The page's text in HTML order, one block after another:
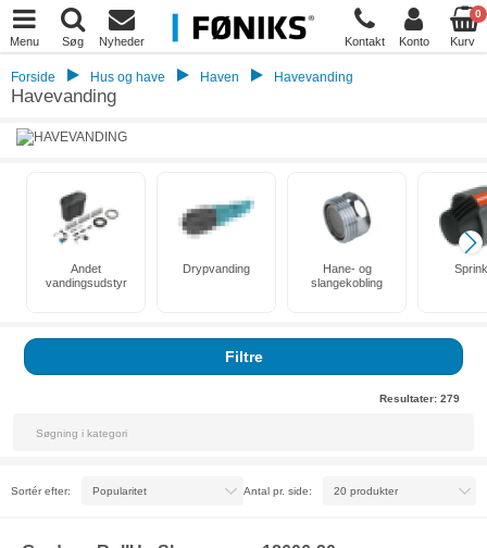
Menu Søg Nyheder Kontakt Konto
0
Kurv
Forside Hus og have Haven Havevanding
Havevanding
Andet
vandingsudstyr
Drypvanding
Hane- og
slangekobling
Filtre
Resultater: 279
Sortér efter: Antal pr. side: